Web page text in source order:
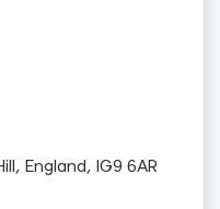
England, IG9 6AR